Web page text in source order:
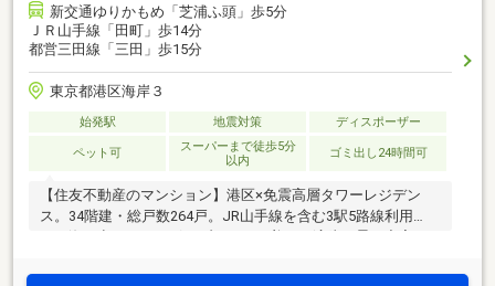
新交通ゆりかもめ「芝浦ふ頭」歩5分
ＪＲ山手線「田町」歩14分
都営三田線「三田」歩15分
東京都港区海岸３
始発駅 地震対策 ディスポーザー
ペット可
スーパーまで徒歩5分
以内
ゴミ出し24時間可
【住友不動産のマンション】港区×免震高層タワーレジデン
ス。34階建・総戸数264戸。JR山手線を含む3駅5路線利用